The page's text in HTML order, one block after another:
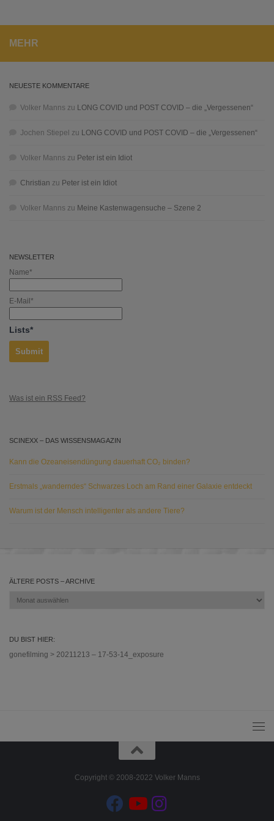
MEHR
NEUESTE KOMMENTARE
Volker Manns zu LONG COVID und POST COVID – die „Vergessenen“
Jochen Stiepel zu LONG COVID und POST COVID – die „Vergessenen“
Volker Manns zu Peter ist ein Idiot
Christian zu Peter ist ein Idiot
Volker Manns zu Meine Kastenwagensuche – Szene 2
NEWSLETTER
Name*
E-Mail*
Lists*
Was ist ein RSS Feed?
SCINEXX – DAS WISSENSMAGAZIN
Kann die Ozeaneisendüngung dauerhaft CO₂ binden?
Erstmals „wanderndes“ Schwarzes Loch am Rand einer Galaxie entdeckt
Warum ist der Mensch intelligenter als andere Tiere?
ÄLTERE POSTS – ARCHIVE
Ältere
DU BIST HIER:
gonefilming > 20211213 – 17-53-14_exposure
Copyright © 2008-2022 Volker Manns